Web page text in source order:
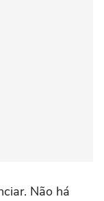
Não há